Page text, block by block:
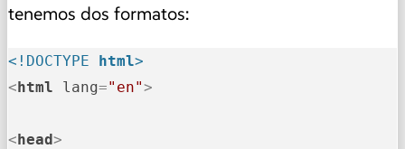
tenemos dos formatos:
<!DOCTYPE html>
<html lang="en">
<head>